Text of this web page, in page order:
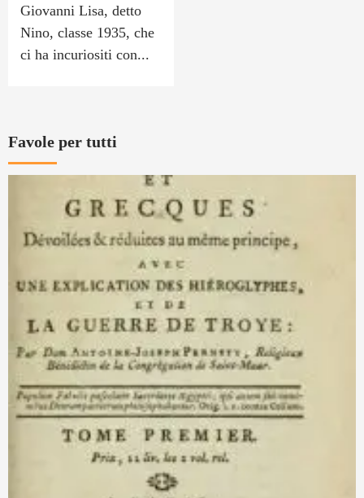
Giovanni Lisa, detto
Nino, classe 1935, che
ci ha incuriositi con...
Favole per tutti